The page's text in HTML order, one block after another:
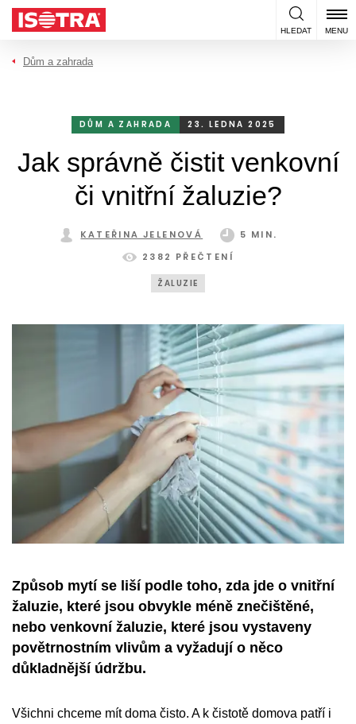
Přeskočit na obsah
HLEDAT MENU
Dům a zahrada
DŮM A ZAHRADA 23. LEDNA 2025
Jak správně čistit venkovní
či vnitřní žaluzie?
KATEŘINA JELENOVÁ
5 MIN.
2382 PŘEČTENÍ
ŽALUZIE
Způsob mytí se liší podle toho, zda jde o vnitřní
žaluzie, které jsou obvykle méně znečištěné,
nebo venkovní žaluzie, které jsou vystaveny
povětrnostním vlivům a vyžadují o něco
důkladnější údržbu.
Všichni chceme mít doma čisto. A k čistotě domova patří i